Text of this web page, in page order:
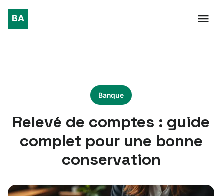
Banque
Relevé de comptes : guide
complet pour une bonne
conservation